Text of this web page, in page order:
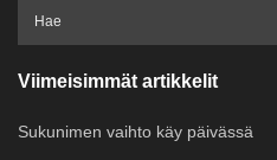
Viimeisimmät artikkelit
Sukunimen vaihto käy päivässä